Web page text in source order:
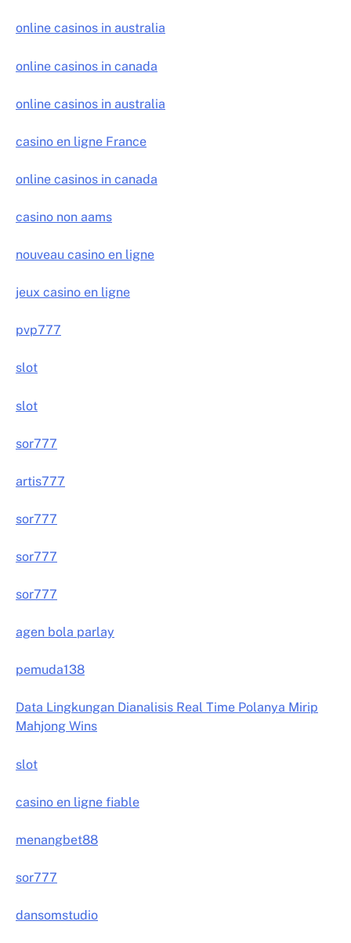
online casinos in australia
online casinos in canada
online casinos in australia
casino en ligne France
online casinos in canada
casino non aams
nouveau casino en ligne
jeux casino en ligne
pvp777
slot
slot
sor777
artis777
sor777
sor777
sor777
agen bola parlay
pemuda138
Data Lingkungan Dianalisis Real Time Polanya Mirip
Mahjong Wins
slot
casino en ligne fiable
menangbet88
sor777
dansomstudio